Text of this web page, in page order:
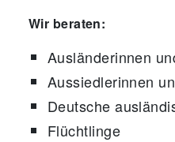
Wir beraten:
Ausländerinnen
Aussiedlerinnen
Deutsche
Flüchtlinge